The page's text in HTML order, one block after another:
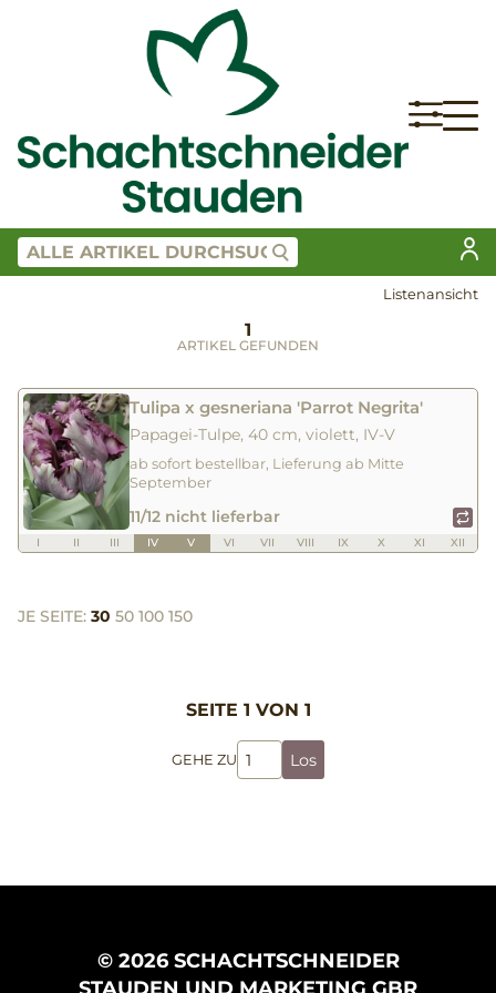
Listenansicht
1
ARTIKEL GEFUNDEN
Tulipa x gesneriana 'Parrot Negrita'
Papagei-Tulpe, 40 cm, violett, IV-V
ab sofort bestellbar, Lieferung ab Mitte
September
11/12 nicht lieferbar
I II III IV V VI VII VIII IX X XI XII
JE SEITE: 30 50 100 150
SEITE 1 VON 1
GEHE ZU Los
© 2026 SCHACHTSCHNEIDER